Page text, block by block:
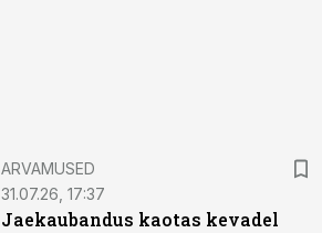
ARVAMUSED
31.07.26, 17:37
Jaekaubandus kaotas kevadel